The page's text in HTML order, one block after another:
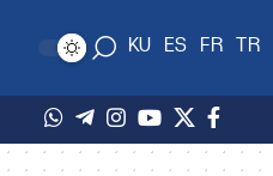
TR
FR
ES
KU